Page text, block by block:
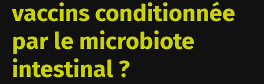
vaccins conditionnée
par le microbiote
intestinal ?